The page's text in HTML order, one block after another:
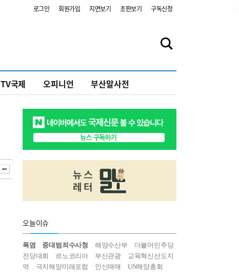
로그인 회원가입 지면보기 초판보기 구독신청
TV국제 오피니언 부산말사전
오늘이슈
폭염 중대범죄수사청 해양수산부
더불어민주당
전당대회
르노코리아 부산관광
교육혁신선도지
역
극지해양미래포럼 인신매매 UN해양총회